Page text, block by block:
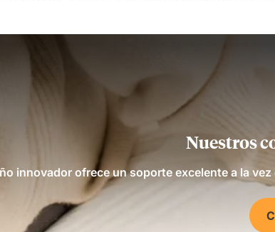
Nuestros
innovador ofrece un soporte excelente a la